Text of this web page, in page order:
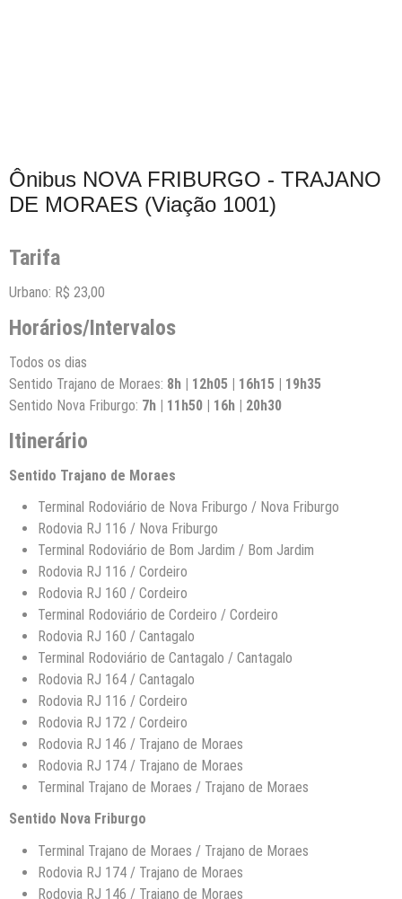
Ônibus NOVA FRIBURGO - TRAJANO
DE MORAES (Viação 1001)
Tarifa
Urbano: R$ 23,00
Horários/Intervalos
Todos os dias
Sentido Trajano de Moraes: 8h | 12h05 | 16h15 | 19h35
Sentido Nova Friburgo: 7h | 11h50 | 16h | 20h30
Itinerário
Sentido Trajano de Moraes
Terminal Rodoviário de Nova Friburgo / Nova Friburgo
Rodovia RJ 116 / Nova Friburgo
Terminal Rodoviário de Bom Jardim / Bom Jardim
Rodovia RJ 116 / Cordeiro
Rodovia RJ 160 / Cordeiro
Terminal Rodoviário de Cordeiro / Cordeiro
Rodovia RJ 160 / Cantagalo
Terminal Rodoviário de Cantagalo / Cantagalo
Rodovia RJ 164 / Cantagalo
Rodovia RJ 116 / Cordeiro
Rodovia RJ 172 / Cordeiro
Rodovia RJ 146 / Trajano de Moraes
Rodovia RJ 174 / Trajano de Moraes
Terminal Trajano de Moraes / Trajano de Moraes
Sentido Nova Friburgo
Terminal Trajano de Moraes / Trajano de Moraes
Rodovia RJ 174 / Trajano de Moraes
Rodovia RJ 146 / Trajano de Moraes